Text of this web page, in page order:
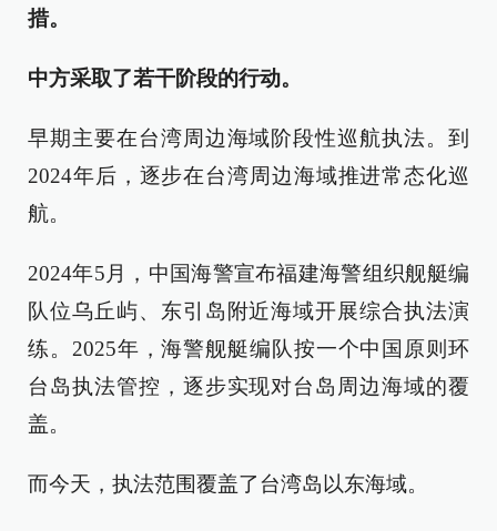
措。
中方采取了若干阶段的行动。
早期主要在台湾周边海域阶段性巡航执法。到
2024年后，逐步在台湾周边海域推进常态化巡
航。
2024年5月，中国海警宣布福建海警组织舰艇编
队位乌丘屿、东引岛附近海域开展综合执法演
练。2025年，海警舰艇编队按一个中国原则环
台岛执法管控，逐步实现对台岛周边海域的覆
盖。
而今天，执法范围覆盖了台湾岛以东海域。